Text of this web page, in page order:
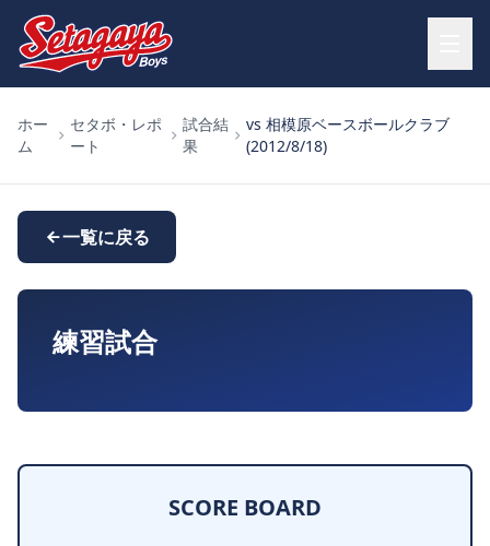
ホー
ム
セタボ・レポ
ート
試合結
果
vs 相模原ベースボールクラブ
(2012/8/18)
一覧に戻る
練習試合
SCORE BOARD